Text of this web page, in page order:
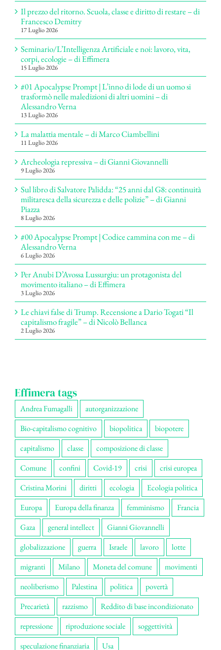
Il prezzo del ritorno. Scuola, classe e diritto di restare – di
Francesco Demitry
17 Luglio 2026
Seminario/L’Intelligenza Artificiale e noi: lavoro, vita,
corpi, ecologie – di Effimera
15 Luglio 2026
#01 Apocalypse Prompt | L’inno di lode di un uomo si
trasformò nelle maledizioni di altri uomini – di
Alessandro Verna
13 Luglio 2026
La malattia mentale – di Marco Ciambellini
11 Luglio 2026
Archeologia repressiva – di Gianni Giovannelli
9 Luglio 2026
Sul libro di Salvatore Palidda: “25 anni dal G8: continuità
militaresca della sicurezza e delle polizie” – di Gianni
Piazza
8 Luglio 2026
#00 Apocalypse Prompt | Codice cammina con me – di
Alessandro Verna
6 Luglio 2026
Per Anubi D’Avossa Lussurgiu: un protagonista del
movimento italiano – di Effimera
3 Luglio 2026
Le chiavi false di Trump. Recensione a Dario Togati “Il
capitalismo fragile” – di Nicolò Bellanca
2 Luglio 2026
Effimera tags
Andrea Fumagalli
autorganizzazione
Bio-capitalismo cognitivo
biopolitica
biopotere
capitalismo
classe
composizione di classe
Comune
confini Covid-19 crisi
crisi europea
Cristina Morini
diritti ecologia
Ecologia politica
Europa
Europa della finanza femminismo
Francia
Gaza
general intellect
Gianni Giovannelli
globalizzazione
guerra Israele lavoro
lotte
migranti
Milano Moneta del comune
movimenti
neoliberismo
Palestina politica
povertà
Precarietà
razzismo
Reddito di base incondizionato
repressione
riproduzione sociale
soggettività
speculazione finanziaria
Usa